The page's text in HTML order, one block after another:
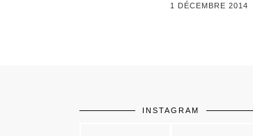
1 DÉCEMBRE 2014
INSTAGRAM